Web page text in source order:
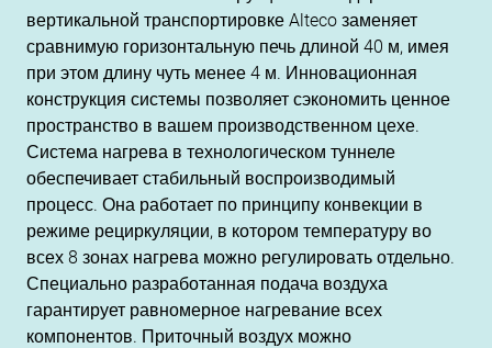
вертикальной транспортировке Alteco заменяет
сравнимую горизонтальную печь длиной 40 м, имея
при этом длину чуть менее 4 м. Инновационная
конструкция системы позволяет сэкономить ценное
пространство в вашем производственном цехе.
Система нагрева в технологическом туннеле
обеспечивает стабильный воспроизводимый
процесс. Она работает по принципу конвекции в
режиме рециркуляции, в котором температуру во
всех 8 зонах нагрева можно регулировать отдельно.
Специально разработанная подача воздуха
гарантирует равномерное нагревание всех
компонентов. Приточный воздух можно